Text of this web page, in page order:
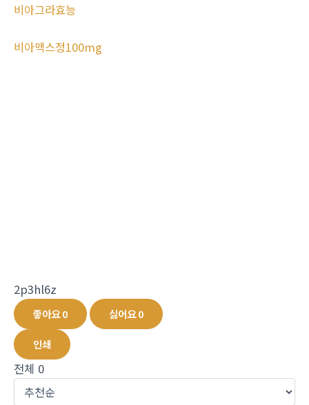
비아그라효능
비아맥스정100mg
2p3hl6z
좋아요0 싫어요0
인쇄
전체 0